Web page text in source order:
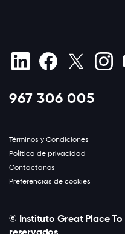
967 306 005
Términos y Condiciones
Política de privacidad
Contáctanos
Preferencias de cookies
© Instituto Great Place